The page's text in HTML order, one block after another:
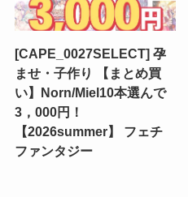
[CAPE_0027SELECT] 孕
ませ・子作り 【まとめ買
い】Norn/Miel10本選んで
3，000円！
【2026summer】 フェチ
ファンタジー